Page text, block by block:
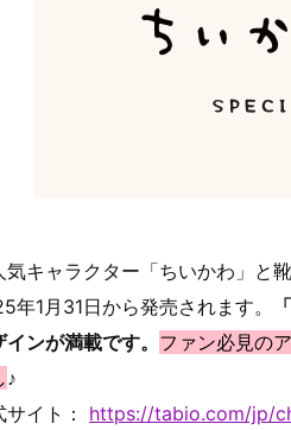
気キャラクター「ちいかわ」と
年1月31日から発売されます。
インが満載です。 ファン必見の
♪
イト：
https://tabio.com/jp/